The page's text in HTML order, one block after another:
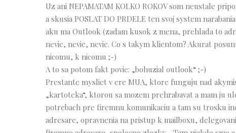
Uz ani NEPAMATAM KOLKO ROKOV som neustale
a skusia POSLAT DO PRDELE ten svoj system
aku ma Outlook (zadam kusok z mena, prehlada to
nevie, nevie, nevie. Co s takym klientom? Akurat
nicomu, k nicomu ;-)
A to sa potom fakt povie: „bohuzial outlook“ ;-)
Prestante mysliet v ere MUA, ktore funguju nad
„kartoteka“, ktorou sa mozem prehrabavat a mam ju
potrebach pre firemnu komunikaciu a tam su trosku
adresare, opravnenia na pristup k mailboxu,